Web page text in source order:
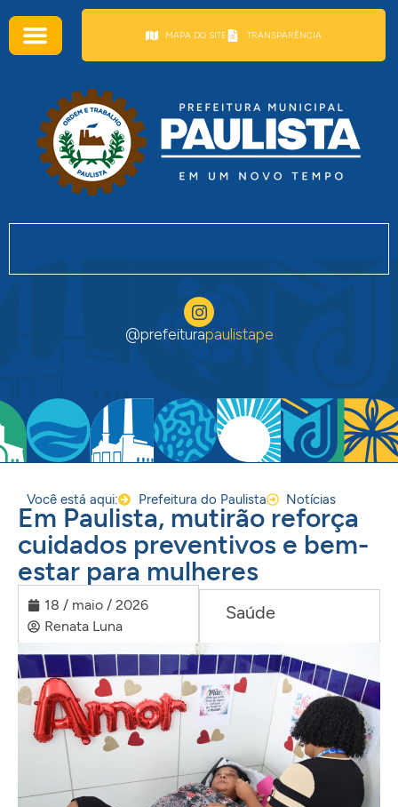
MAPA DO SITE TRANSPARÊNCIA
@prefeiturapaulistape
Você está aqui: Prefeitura do Paulista Notícias
Em Paulista, mutirão reforça
cuidados preventivos e bem-
estar para mulheres
18 / maio / 2026
Renata Luna
Saúde